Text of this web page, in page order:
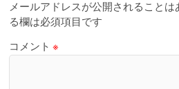
メールアドレスが公開されることは
る欄は必須項目です
コメント※